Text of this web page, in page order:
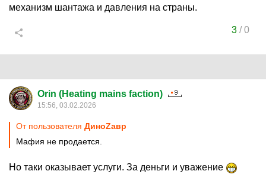
механизм шантажа и давления на страны.
3/0
Orin (Heating mains faction)
15:56, 03.02.2026
От пользователя ДиноZавp
Мафия не продается.
Но таки оказывает услуги. За деньги и уважение